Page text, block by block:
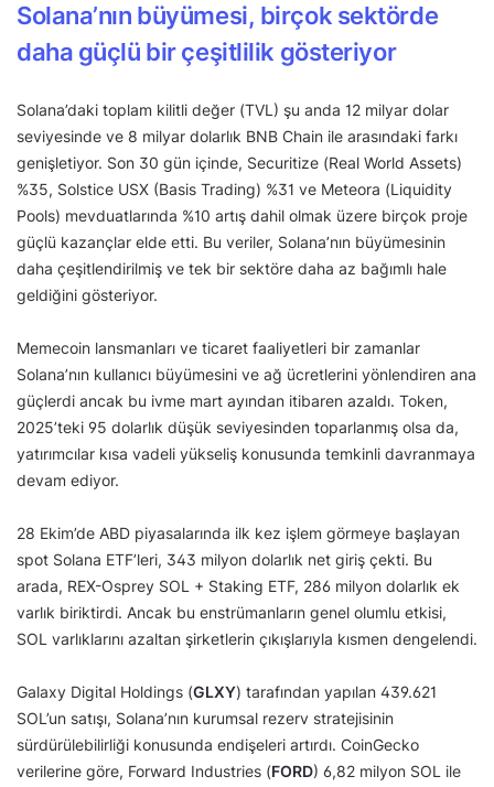
Solana’nın büyümesi, birçok sektörde
daha güçlü bir çeşitlilik gösteriyor
Solana’daki toplam kilitli değer (TVL) şu anda 12 milyar dolar
seviyesinde ve 8 milyar dolarlık BNB Chain ile arasındaki farkı
genişletiyor. Son 30 gün içinde, Securitize (Real World Assets)
%35, Solstice USX (Basis Trading) %31 ve Meteora (Liquidity
Pools) mevduatlarında %10 artış dahil olmak üzere birçok proje
güçlü kazançlar elde etti. Bu veriler, Solana’nın büyümesinin
daha çeşitlendirilmiş ve tek bir sektöre daha az bağımlı hale
geldiğini gösteriyor.
Memecoin lansmanları ve ticaret faaliyetleri bir zamanlar
Solana’nın kullanıcı büyümesini ve ağ ücretlerini yönlendiren ana
güçlerdi ancak bu ivme mart ayından itibaren azaldı. Token,
2025’teki 95 dolarlık düşük seviyesinden toparlanmış olsa da,
yatırımcılar kısa vadeli yükseliş konusunda temkinli davranmaya
devam ediyor.
28 Ekim’de ABD piyasalarında ilk kez işlem görmeye başlayan
spot Solana ETF’leri, 343 milyon dolarlık net giriş çekti. Bu
arada, REX-Osprey SOL + Staking ETF, 286 milyon dolarlık ek
varlık biriktirdi. Ancak bu enstrümanların genel olumlu etkisi,
SOL varlıklarını azaltan şirketlerin çıkışlarıyla kısmen dengelendi.
Galaxy Digital Holdings (GLXY) tarafından yapılan 439.621
SOL’un satışı, Solana’nın kurumsal rezerv stratejisinin
sürdürülebilirliği konusunda endişeleri artırdı. CoinGecko
verilerine göre, Forward Industries (FORD) 6,82 milyon SOL ile